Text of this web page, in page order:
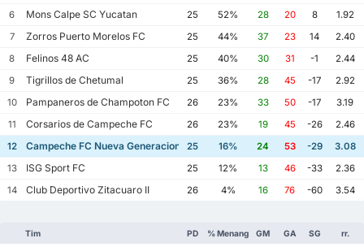
6
Mons Calpe SC Yucatan 25 52% 28 20 8
1.92
7
Zorros Puerto Morelos FC 25 44% 37 23 14
2.40
8
Felinos 48 AC 25 40% 30 31 -1
2.44
9
Tigrillos de Chetumal 25 36% 28 45 -17
2.92
10
Pampaneros de Champoton FC 26 23% 33 50 -17
3.19
11
Corsarios de Campeche FC 26 23% 19 45 -26
2.46
12
Campeche FC Nueva Generacion 25 16% 24 53 -29
3.08
13
ISG Sport FC 25 12% 13 46 -33
2.36
14
Club Deportivo Zitacuaro II 26 4% 16 76 -60 3.54
Tim PD % Menang GM GA SG rr.